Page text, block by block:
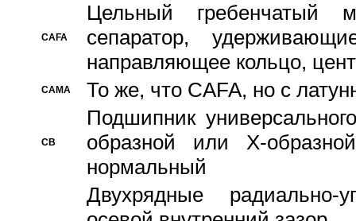
CAFA
Цельный гребенчатый
сепаратор,
направляющее кольцо,
CAMA То же, что CAFA, но с
CB
Подшипник
образной или Х-
нормальный
Двухрядные радиально-